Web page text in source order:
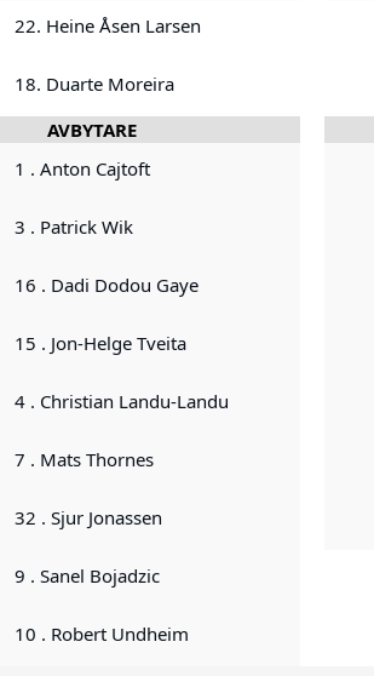
22. Heine Åsen Larsen
18. Duarte Moreira
AVBYTARE
1 . Anton Cajtoft
3 . Patrick Wik
16 . Dadi Dodou Gaye
15 . Jon-Helge Tveita
4 . Christian Landu-Landu
7 . Mats Thornes
32 . Sjur Jonassen
9 . Sanel Bojadzic
10 . Robert Undheim